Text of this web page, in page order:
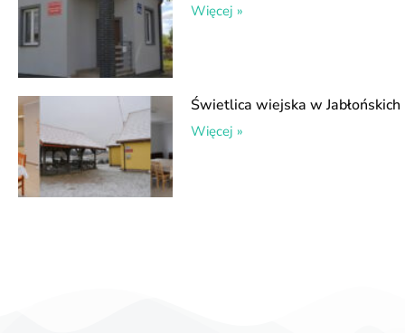
Więcej »
Świetlica wiejska w Jabłońskich
Więcej »